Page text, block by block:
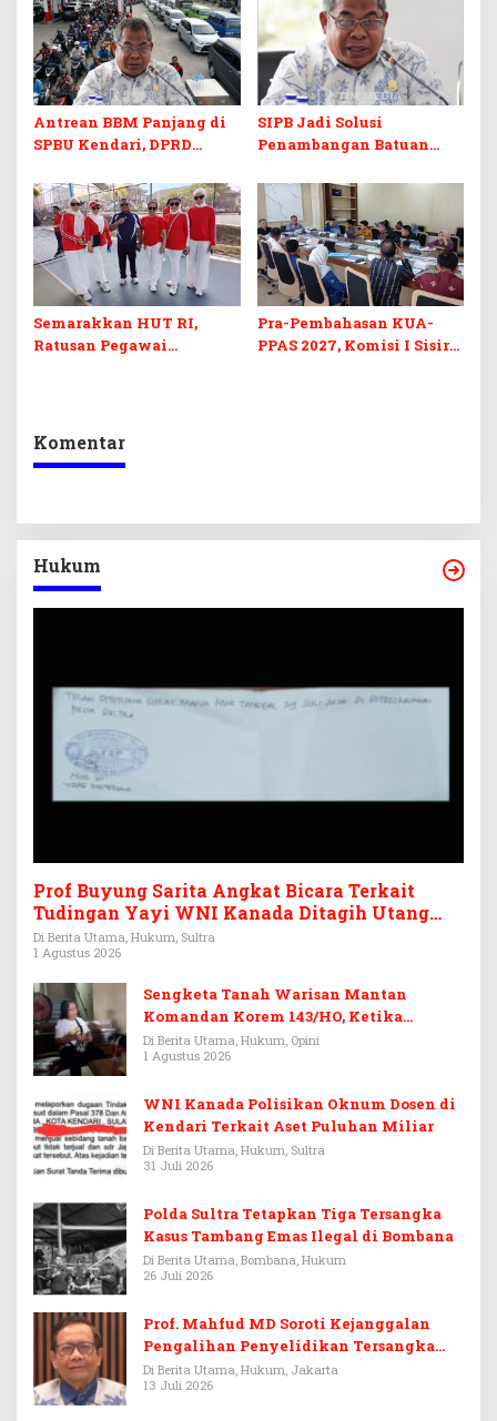
Antrean BBM Panjang di
SPBU Kendari, DPRD
Barcode Curang
SIPB Jadi Solusi
Penambangan Batuan
di Sultra
Semarakkan HUT RI,
Ratusan Pegawai
Pra-Pembahasan KUA-
PPAS 2027, Komisi I Sisir
Komentar
Hukum
Prof Buyung Sarita Angkat Bicara Terkait
Tudingan Yayi WNI Kanada Ditagih Utang
Rp3,6 Miliar
Di Berita Utama, Hukum, Sultra
1 Agustus 2026
Sengketa Tanah Warisan Mantan
Komandan Korem 143/HO, Ketika
Warisan Menjadi Arena Pemerasan
Di Berita Utama, Hukum, Opini
1 Agustus 2026
WNI Kanada Polisikan Oknum Dosen di
Kendari Terkait Aset Puluhan Miliar
Di Berita Utama, Hukum, Sultra
31 Juli 2026
Polda Sultra Tetapkan Tiga Tersangka
Kasus Tambang Emas Ilegal di Bombana
Di Berita Utama, Bombana, Hukum
26 Juli 2026
Prof. Mahfud MD Soroti Kejanggalan
Pengalihan Penyelidikan Tersangka
Febrie Adriansyah
Di Berita Utama, Hukum, Jakarta
13 Juli 2026